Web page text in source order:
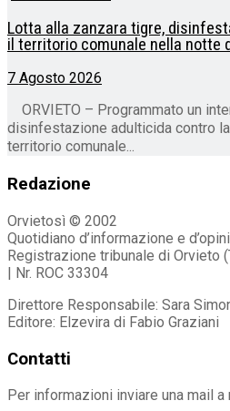
Lotta alla zanzara tigre,
il territorio comunale nella notte
7 Agosto 2026
ORVIETO – Programmato un
disinfestazione adulticida contro
territorio comunale...
Redazione
Orvietosì © 2002
Quotidiano d’informazione e
Registrazione tribunale di Orvieto
| Nr. ROC 33304
Direttore Responsabile: Sara
Editore: Elzevira di Fabio Graziani
Contatti
Per informazioni inviare una mail